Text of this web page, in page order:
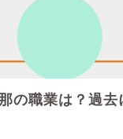
の職業は？過